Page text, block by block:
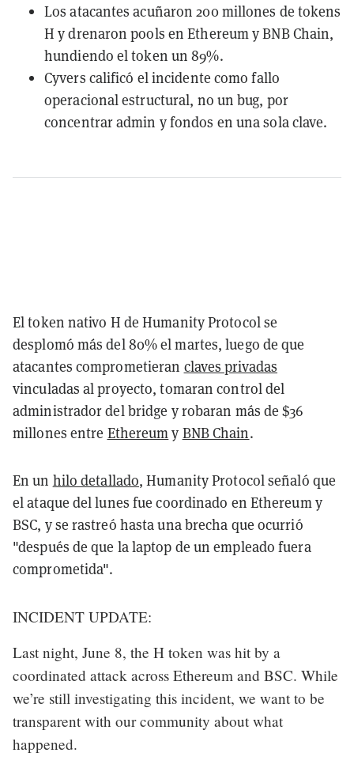
Los atacantes acuñaron 200 millones de tokens
H y drenaron pools en Ethereum y BNB Chain,
hundiendo el token un 89%.
Cyvers calificó el incidente como fallo
operacional estructural, no un bug, por
concentrar admin y fondos en una sola clave.
El token nativo H de Humanity Protocol se
desplomó más del 80% el martes, luego de que
atacantes comprometieran claves privadas
vinculadas al proyecto, tomaran control del
administrador del bridge y robaran más de $36
millones entre Ethereumy BNB Chain.
En un hilo detallado, Humanity Protocol señaló que
el ataque del lunes fue coordinado en Ethereum y
BSC, y se rastreó hasta una brecha que ocurrió
"después de que la laptop de un empleado fuera
comprometida".
INCIDENT UPDATE:
Last night, June 8, the H token was hit by a
coordinated attack across Ethereum and BSC. While
we’re still investigating this incident, we want to be
transparent with our community about what
happened.